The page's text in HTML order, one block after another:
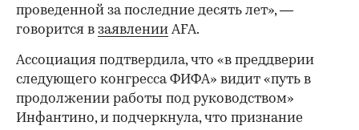
проведенной за последние десять лет», —
говорится в заявлении AFA.
Ассоциация подтвердила, что «в преддверии
следующего конгресса ФИФА» видит «путь в
продолжении работы под руководством»
Инфантино, и подчеркнула, что признание